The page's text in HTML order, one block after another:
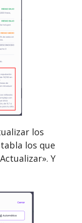
los
los que
Y